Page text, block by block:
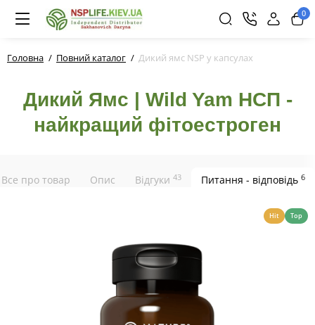
0
Головна Повний каталог Дикий ямс NSP у капсулах
Дикий Ямс | Wild Yam НСП -
найкращий фітоестроген
Все про товар Опис Відгуки 43 Питання - відповідь 6
Hit Top